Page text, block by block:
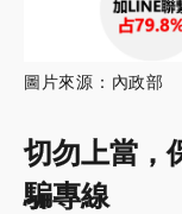
圖片來源：內政部
切勿上當，
騙專線